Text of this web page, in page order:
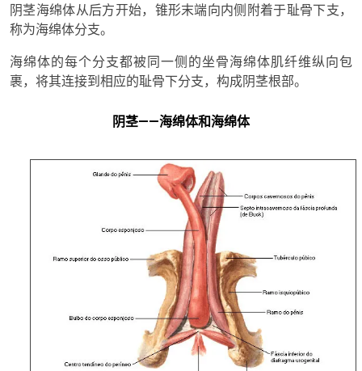
阴茎海绵体从后方开始，锥形末端向内侧附着于耻骨下支，
称为海绵体分支。
海绵体的每个分支都被同一侧的坐骨海绵体肌纤维纵向包
裹，将其连接到相应的耻骨下分支，构成阴茎根部。
阴茎——海绵体和海绵体